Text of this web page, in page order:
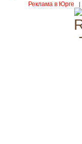
Реклама в Юрге